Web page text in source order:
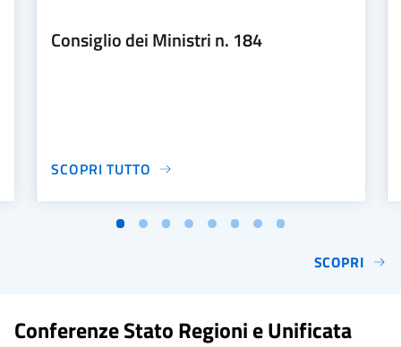
Consiglio dei Ministri n. 184
SCOPRI TUTTO
SCOPRI
Conferenze Stato Regioni e Unificata